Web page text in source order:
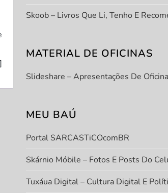
Skoob – Livros Que Li, Tenho E
MATERIAL DE OFICINAS
Slideshare – Apresentações De
MEU BAÚ
Portal SARCASTiCOcomBR
Skárnio Móbile – Fotos E Posts Do
Tuxáua Digital – Cultura Digital E